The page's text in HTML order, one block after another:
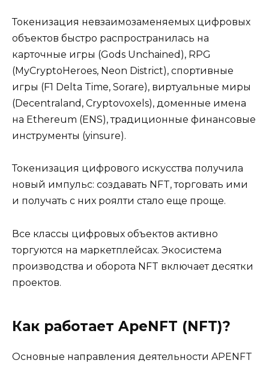
Токенизация невзаимозаменяемых цифровых
объектов быстро распространилась на
карточные игры (Gods Unchained), RPG
(MyCryptoHeroes, Neon District), спортивные
игры (F1 Delta Time, Sorare), виртуальные миры
(Decentraland, Cryptovoxels), доменные имена
на Ethereum (ENS), традиционные финансовые
инструменты (yinsure).
Токенизация цифрового искусства получила
новый импульс: создавать NFT, торговать ими
и получать с них роялти стало еще проще.
Все классы цифровых объектов активно
торгуются на маркетплейсах. Экосистема
производства и оборота NFT включает десятки
проектов.
Как работает ApeNFT (NFT)?
Основные направления деятельности APENFT